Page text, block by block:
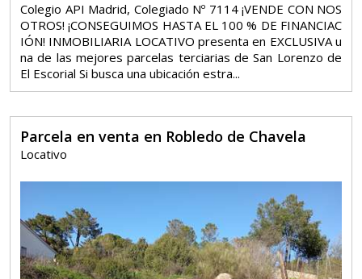
Colegio API Madrid, Colegiado Nº 7114 ¡VENDE CON NOS
OTROS! ¡CONSEGUIMOS HASTA EL 100 % DE FINANCIAC
IÓN! INMOBILIARIA LOCATIVO presenta en EXCLUSIVA u
na de las mejores parcelas terciarias de San Lorenzo de
El Escorial Si busca una ubicación estra...
Parcela en venta en Robledo de Chavela
Locativo